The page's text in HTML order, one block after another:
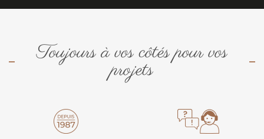
Toujours à vos côtés pour vos
projets